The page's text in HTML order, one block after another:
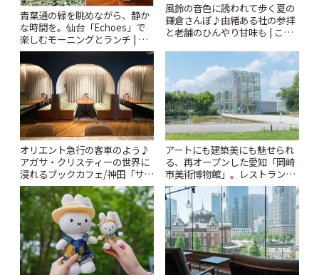
青葉通の緑を眺めながら、静か
な時間を。仙台「Echoes」で
楽しむモーニングとランチ | こ
とりっぷ
風鈴の音色に誘われて歩く夏の
鎌倉さんぽ♪由緒ある社の参拝
と老舗のひんやり甘味も | こと
オリエント急行の客車のよう♪
アガサ・クリスティーの世界に
浸れるブックカフェ/神田「サロ
ンクリスティ」 | ことりっぷ
アートにも建築美にも魅せられ
る、再オープンした愛知「岡崎
市美術博物館」。レストランや
ショップも充実 | ことりっぷ